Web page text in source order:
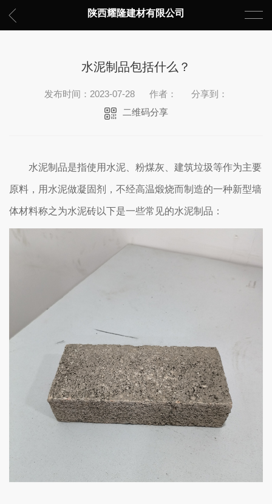
陕西耀隆建材有限公司
水泥制品包括什么？
发布时间：2023-07-28 作者：
分享到：
二维码分享
水泥制品是指使用水泥、粉煤灰、建筑垃圾等作为主要
原料，用水泥做凝固剂，不经高温煅烧而制造的一种新型墙
体材料称之为水泥砖以下是一些常见的水泥制品：